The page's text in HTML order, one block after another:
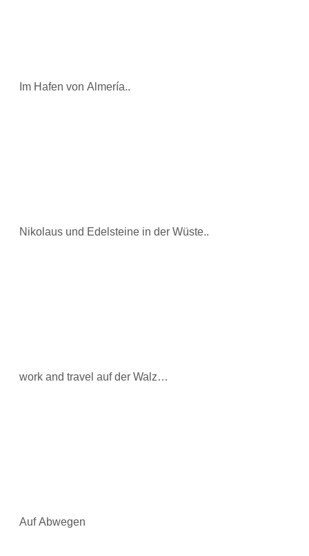
Im Hafen von Almería..
Nikolaus und Edelsteine in der Wüste..
work and travel auf der Walz…
Auf Abwegen